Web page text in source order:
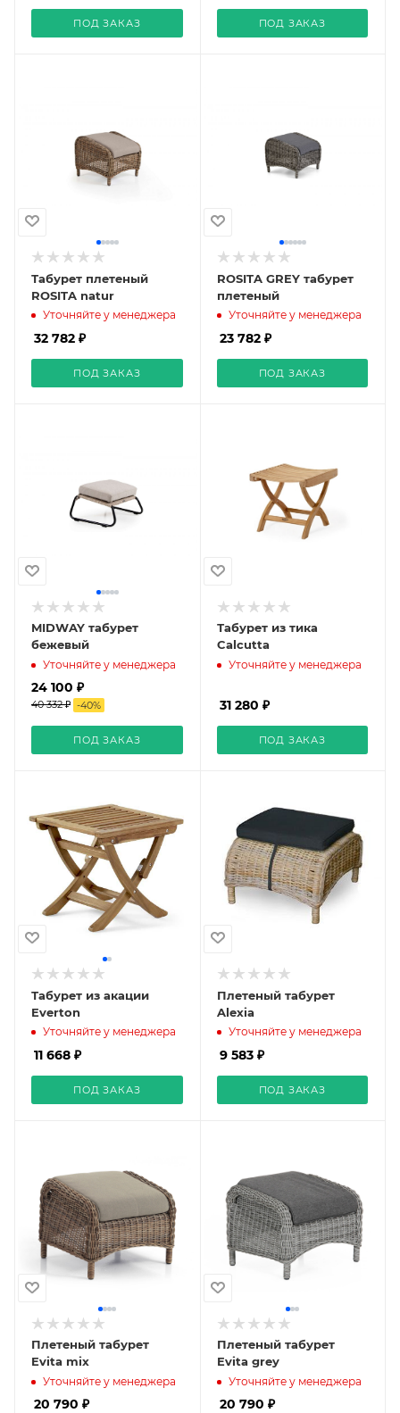
ПОД ЗАКАЗ ПОД ЗАКАЗ
Табурет плетеный
ROSITA natur
Уточняйте у менеджера
32 782 ₽
ПОД ЗАКАЗ
ROSITA GREY табурет
плетеный
Уточняйте у менеджера
23 782 ₽
ПОД ЗАКАЗ
MIDWAY табурет
бежевый
Уточняйте у менеджера
24 100 ₽
40 332 ₽ -40%
ПОД ЗАКАЗ
Табурет из тика
Calcutta
Уточняйте у менеджера
31 280 ₽
ПОД ЗАКАЗ
Табурет из акации
Everton
Уточняйте у менеджера
11 668 ₽
ПОД ЗАКАЗ
Плетеный табурет
Alexia
Уточняйте у менеджера
9 583 ₽
ПОД ЗАКАЗ
Плетеный табурет
Evita mix
Уточняйте у менеджера
20 790 ₽
Плетеный табурет
Evita grey
Уточняйте у менеджера
20 790 ₽